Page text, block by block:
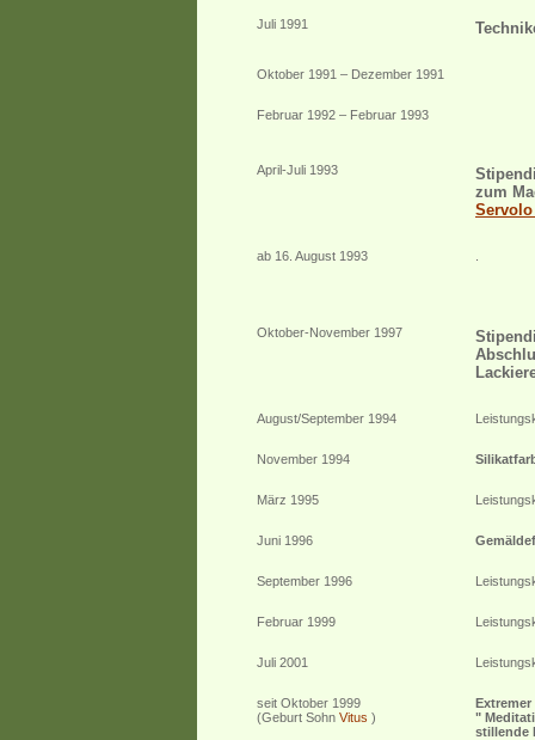
Juli 1991
Oktober 1991 – Dezember 1991
Februar 1992 – Februar 1993
April-Juli 1993
zum
ab 16. August 1993
Oktober-November 1997
August/September 1994
November 1994
März 1995
Juni 1996
September 1996
Februar 1999
Juli 2001
seit Oktober 1999
(Geburt Sohn Vitus )
"
stillende